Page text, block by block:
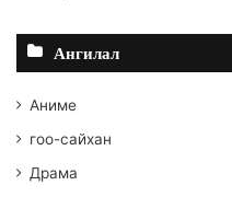
Ангилал
Аниме
гоо-сайхан
Драма